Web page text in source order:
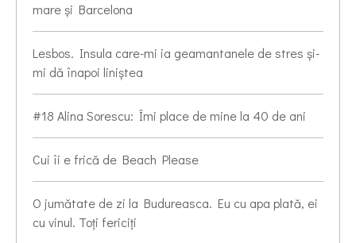
mare și Barcelona
Lesbos. Insula care-mi ia geamantanele de stres și-
mi dă înapoi liniștea
#18 Alina Sorescu: Îmi place de mine la 40 de ani
Cui îi e frică de Beach Please
O jumătate de zi la Budureasca. Eu cu apa plată, ei
cu vinul. Toți fericiți